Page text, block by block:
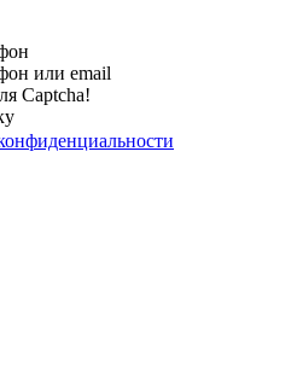
или email
Captcha!